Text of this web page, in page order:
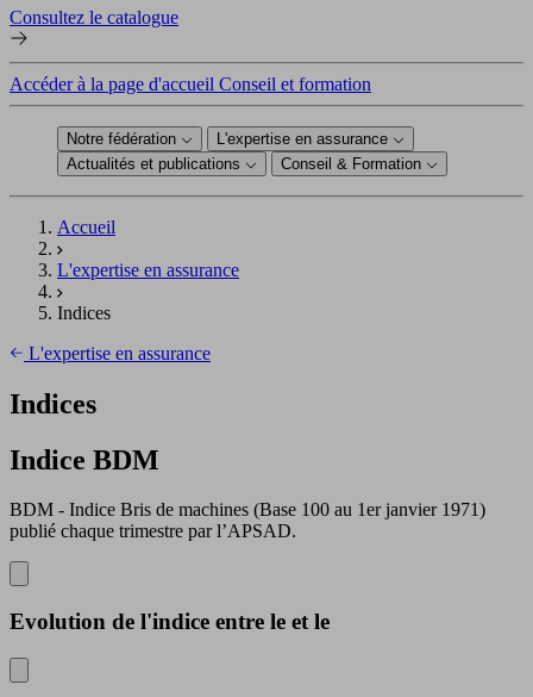
Consultez le catalogue
Accéder à la page d'accueil Conseil et formation
Notre fédération
L'expertise en assurance
Actualités et publications
Conseil & Formation
Accueil
L'expertise en assurance
Indices
L'expertise en assurance
Indices
Indice BDM
BDM - Indice Bris de machines (Base 100 au 1er janvier 1971)
publié chaque trimestre par l’APSAD.
Evolution de l'indice entre le et le